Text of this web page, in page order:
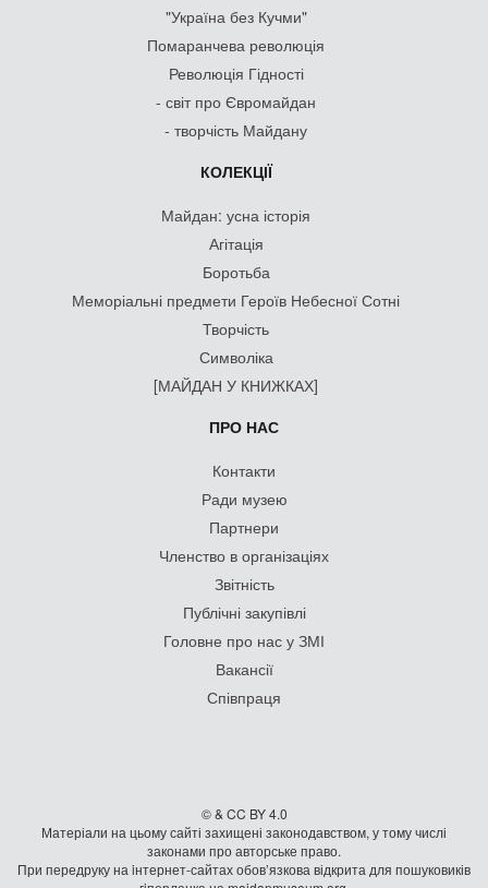
"Україна без Кучми"
Помаранчева революція
Революція Гідності
- світ про Євромайдан
- творчість Майдану
КОЛЕКЦІЇ
Майдан: усна історія
Агітація
Боротьба
Меморіальні предмети Героїв Небесної Сотні
Творчість
Символіка
[МАЙДАН У КНИЖКАХ]
ПРО НАС
Контакти
Ради музею
Партнери
Членство в організаціях
Звітність
Публічні закупівлі
Головне про нас у ЗМІ
Вакансії
Співпраця
© & CC BY 4.0
Матеріали на цьому сайті захищені законодавством, у тому числі
законами про авторське право.
При передруку на iнтернет-сайтах обов’язкова відкрита для пошуковиків